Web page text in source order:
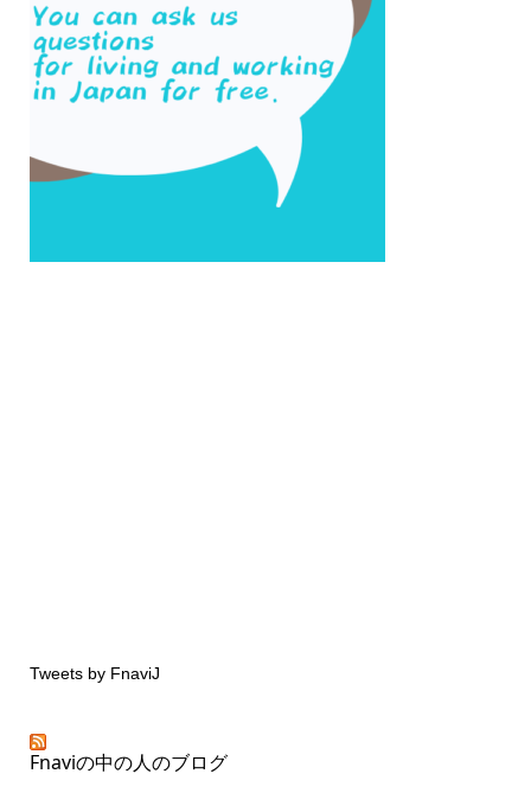
Tweets by FnaviJ
Fnaviの中の人のブログ